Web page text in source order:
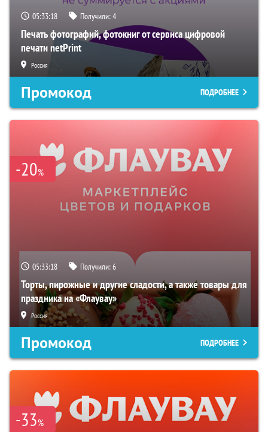
05:33:17 Получили:4
Печать фотографий, фотокниг от сервиса цифровой
печати netPrint
Россия
Промокод ПОДРОБНЕЕ
-20%
05:33:17 Получили:6
Торты, пирожные и другие сладости, а также товары для
праздника на «Флаувау»
Россия
Промокод ПОДРОБНЕЕ
-33%